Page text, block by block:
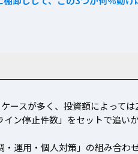
ースが多く、投資額によって
ン停止件数」をセットで追い
運用・個人対策」の組み合わ